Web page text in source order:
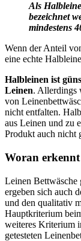
Als
bezeichnet
mindestens
Wenn der Anteil
eine echte
Halbleinen ist
Leinen. Allerdings
von
nicht entfalten.
aus Leinen und zu
Produkt auch nicht
Woran erkennt
Leinen Bettwäsche
ergeben sich auch
und den qualitativ
Hauptkriterium
weiteres Kriterium
getesteten